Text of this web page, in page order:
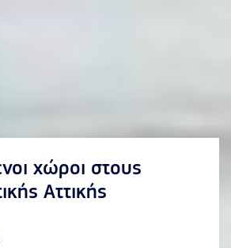
χώροι στους
Αττικής